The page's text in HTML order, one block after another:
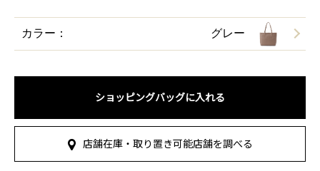
カラー： グレー
ショッピングバッグに入れる
店舗在庫・取り置き可能店舗を調べる